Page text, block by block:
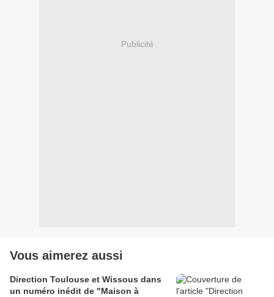
Publicité
Vous aimerez aussi
Direction Toulouse et Wissous dans
un numéro inédit de "Maison à